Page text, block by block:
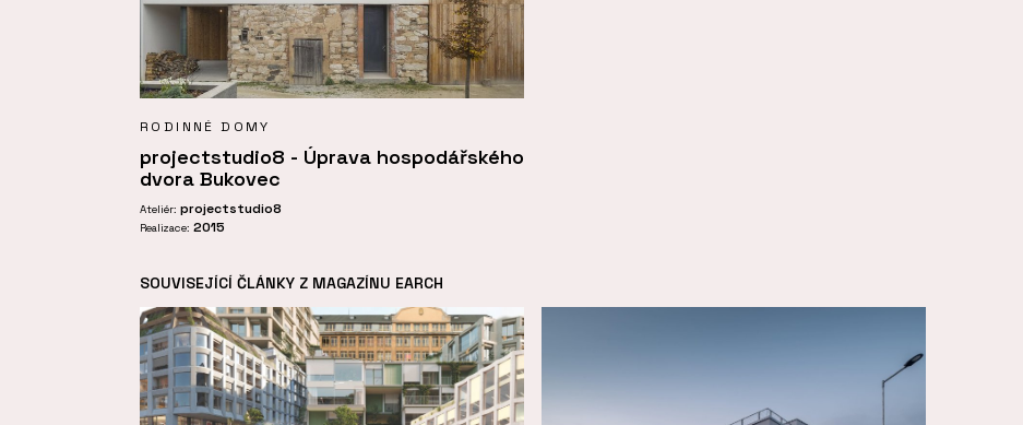
RODINNÉ DOMY
projectstudio8 - Úprava hospodářského
dvora Bukovec
Ateliér: projectstudio8
Realizace: 2015
SOUVISEJÍCÍ ČLÁNKY Z MAGAZÍNU EARCH